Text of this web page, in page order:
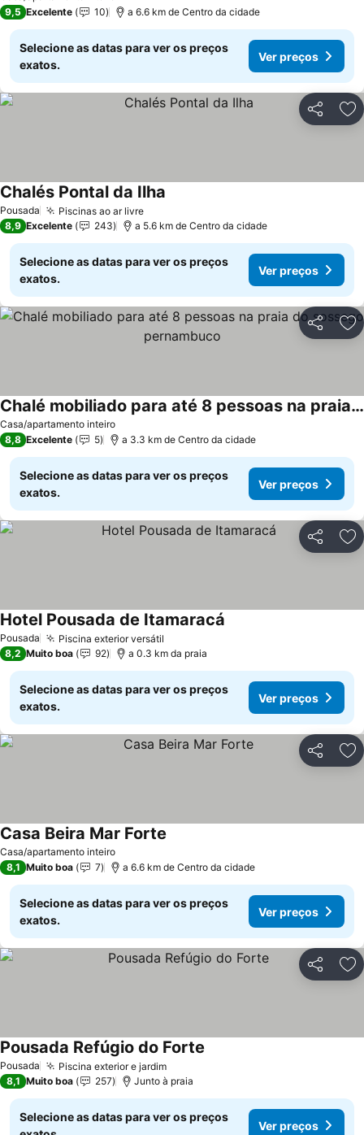
9,5 Excelente 10 a 6.6 km de Centro da cidade
Selecione as datas para ver os preços
exatos.
Ver preços
Partilhar
Pousada Piscinas ao ar livreVer preços
Chalés Pontal da Ilha
8,9 Excelente 243 a 5.6 km de Centro da cidade
Selecione as datas para ver os preços
exatos.
Ver preços
Partilhar
Casa/apartamento inteiro
Chalé mobiliado para até 8 pessoas na praia do sossego pernambuco
Ver preços
8,8 Excelente 5 a 3.3 km de Centro da cidade
Selecione as datas para ver os preços
exatos.
Ver preços
Partilhar
Pousada Piscina exterior versátil
Hotel Pousada de Itamaracá
8,2 Muito boa 92 a 0.3 km da praia
Selecione as datas para ver os preços
exatos.
Ver preços
Partilhar
Casa/apartamento inteiro
Casa Beira Mar Forte
8,1 Muito boa 7 a 6.6 km de Centro da cidade
Selecione as datas para ver os preços
exatos.
Ver preços
Partilhar
Pousada Piscina exterior e jardimVer preços
Pousada Refúgio do Forte
8,1 Muito boa 257 Junto à praia
Selecione as datas para ver os preços
Ver preços